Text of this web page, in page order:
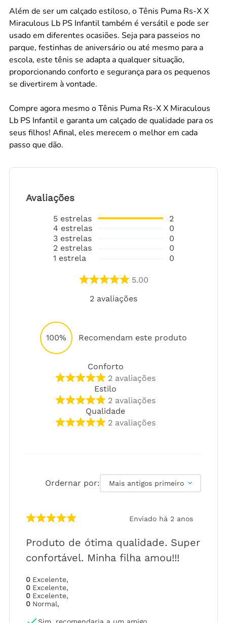
Além de ser um calçado estiloso, o Tênis Puma Rs-X X
Miraculous Lb PS Infantil também é versátil e pode ser
usado em diferentes ocasiões. Seja para passeios no
parque, festinhas de aniversário ou até mesmo para a
escola, este tênis se adapta a qualquer situação,
proporcionando conforto e segurança para os pequenos
se divertirem à vontade.
Compre agora mesmo o Tênis Puma Rs-X X Miraculous
Lb PS Infantil e garanta um calçado de qualidade para os
seus filhos! Afinal, eles merecem o melhor em cada
passo que dão.
Avaliações
5 estrelas
4 estrelas
3 estrelas
2 estrelas
1 estrela
2
0
0
0
0
5.00
2 avaliações
100% Recomendam este produto
Conforto
2 avaliações
Estilo
2 avaliações
Qualidade
2 avaliações
Ordernar por: Mais antigos primeiro
Enviado há 2 anos
Produto de ótima qualidade. Super
confortável. Minha filha amou!!!
0 Excelente,
0 Excelente,
0 Excelente,
0 Normal,